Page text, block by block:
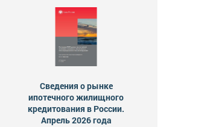
Сведения о рынке
ипотечного жилищного
кредитования в России.
Апрель 2026 года